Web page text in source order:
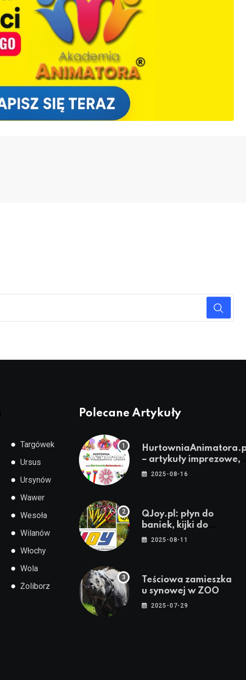
● Targówek
● Ursus
● Ursynów
● Wawer
● Wesoła
● Wilanów
● Włochy
● Wola
● Żoliborz
Polecane Artykuły
– artykuły imprezowe,
dekoracje, stroje i
2025-08-16
QJoy.pl: płyn do
baniek, kijki do
baniek, sznurki do
2025-08-11
Teściowa zamieszka
u synowej w ZOO
2025-07-29